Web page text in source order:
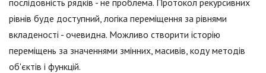
рівнів буде доступний, логіка переміщення за рівнями
вкладеності - очевидна. Можливо створити історію
переміщень за значеннями змінних, масивів, коду методів
об'єктів і функцій.